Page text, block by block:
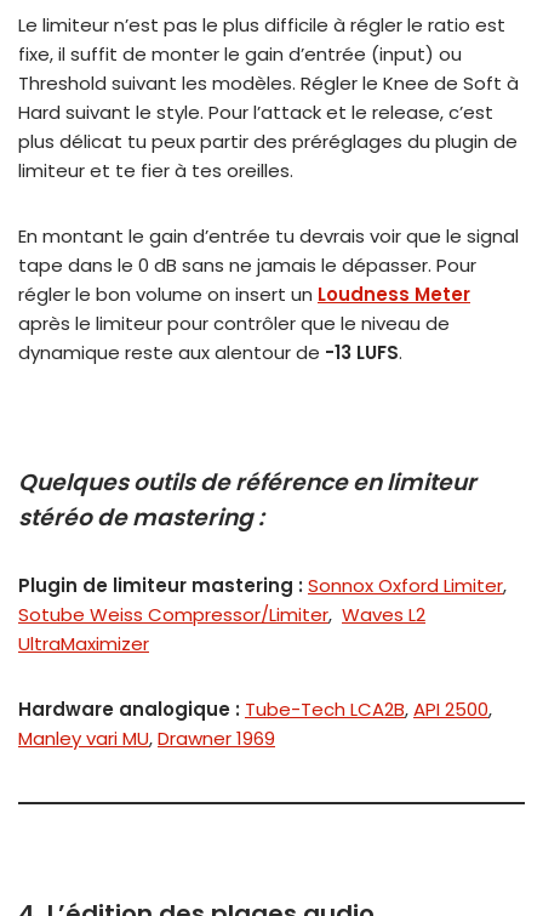
Le limiteur n’est pas le plus difficile à régler le ratio est
fixe, il suffit de monter le gain d’entrée (input) ou
Threshold suivant les modèles. Régler le Knee de Soft à
Hard suivant le style. Pour l’attack et le release, c’est
plus délicat tu peux partir des préréglages du plugin de
limiteur et te fier à tes oreilles.
En montant le gain d’entrée tu devrais voir que le signal
tape dans le 0 dB sans ne jamais le dépasser. Pour
régler le bon volume on insert un Loudness Meter
après le limiteur pour contrôler que le niveau de
dynamique reste aux alentour de -13 LUFS.
Quelques outils de référence en limiteur
stéréo de mastering :
Plugin de limiteur mastering : Sonnox Oxford Limiter,
Sotube Weiss Compressor/Limiter, Waves L2
UltraMaximizer
Hardware analogique : Tube-Tech LCA2B,API 2500,
Manley vari MU,Drawner 1969